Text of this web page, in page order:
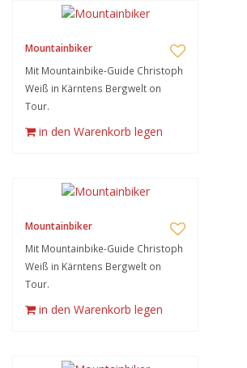
Mountainbiker
Mit Mountainbike-Guide Christoph
Weiß in Kärntens Bergwelt on
Tour.
in den Warenkorb legen
Mountainbiker
Mit Mountainbike-Guide Christoph
Weiß in Kärntens Bergwelt on
Tour.
in den Warenkorb legen